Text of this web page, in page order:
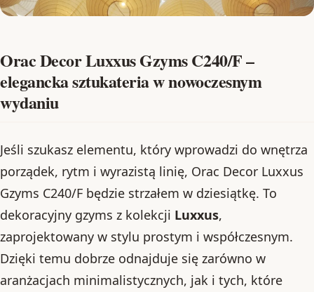
Orac Decor Luxxus Gzyms C240/F –
elegancka sztukateria w nowoczesnym
wydaniu
Jeśli szukasz elementu, który wprowadzi do wnętrza
porządek, rytm i wyrazistą linię, Orac Decor Luxxus
Gzyms C240/F będzie strzałem w dziesiątkę. To
dekoracyjny gzyms z kolekcji Luxxus,
zaprojektowany w stylu prostym i współczesnym.
Dzięki temu dobrze odnajduje się zarówno w
aranżacjach minimalistycznych, jak i tych, które